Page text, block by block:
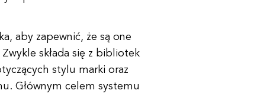
aby zapewnić, że są one
składa się z bibliotek
stylu marki oraz
Głównym celem systemu